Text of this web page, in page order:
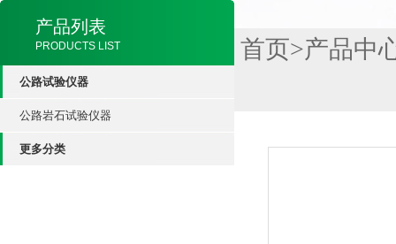
产品列表
PRODUCTS LIST
公路试验仪器
公路岩石试验仪器
更多分类
首页>产品中